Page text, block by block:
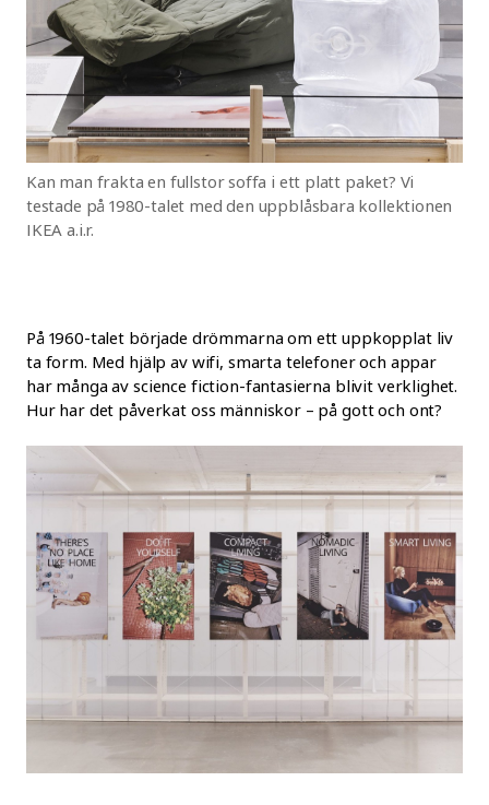
Kan man frakta en fullstor soffa i ett platt paket? Vi
testade på 1980-talet med den uppblåsbara kollektionen
IKEA a.i.r.
På 1960-talet började drömmarna om ett uppkopplat liv
ta form. Med hjälp av wifi, smarta telefoner och appar
har många av science fiction-fantasierna blivit verklighet.
Hur har det påverkat oss människor – på gott och ont?